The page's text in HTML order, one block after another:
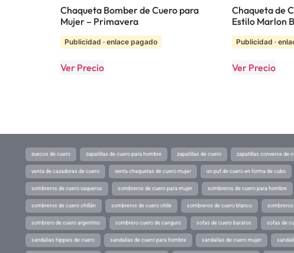
Chaqueta Bomber de Cuero para
Mujer – Primavera
Publicidad · enlace pagado
Ver Precio
Chaqueta de
Estilo Marlon
Publicidad ·
Ver Precio
zuecos de cuero zapatillas de cuero para hombre zapatillas de cuero zapatillas converse de
venta de cazadoras de cuero venta chaquetas de cuero mujer un puf de cuero en forma de cubo
sombreros de cuero vaqueros sombreros de cuero para mujer sombreros de cuero para hombre
sombreros de cuero chillán sombreros de cuero chile sombreros de cuero blanco sombreros
sombrero de cuero argentino sombrero cuero de canguro sofas de cuero baratos sofas de
sandalias hippies de cuero sandalias de cuero para hombre sandalias de cuero mujer